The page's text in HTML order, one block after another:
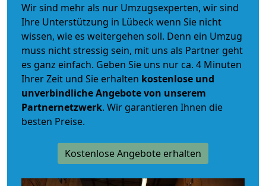
Wir sind mehr als nur Umzugsexperten, wir sind
Ihre Unterstützung in Lübeck wenn Sie nicht
wissen, wie es weitergehen soll. Denn ein Umzug
muss nicht stressig sein, mit uns als Partner geht
es ganz einfach. Geben Sie uns nur ca. 4 Minuten
Ihrer Zeit und Sie erhalten kostenlose und
unverbindlicheAngebote von unserem
Partnernetzwerk. Wir garantieren Ihnen die
besten Preise.
Kostenlose Angebote erhalten